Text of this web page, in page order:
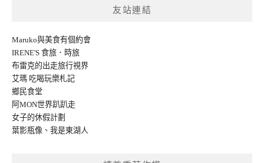
友站連結
Maruko與美食有個約會
IRENE'S 食旅．時旅
布雷克的出走旅行視界
艾瑪 吃喝玩樂札記
鄉民食堂
阿MON世界趴趴走
女子的休假計劃
葉影瓶像 、 我是東湖人